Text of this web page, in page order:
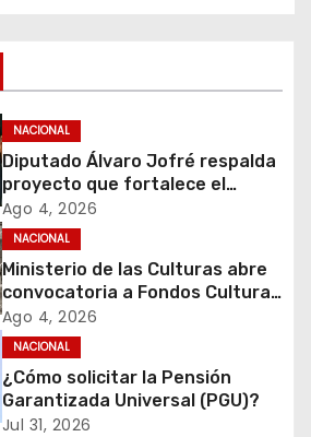
NACIONAL
Diputado Álvaro Jofré respalda
proyecto que fortalece el
control de identidad durante
estados de excepción
Ago 4, 2026
NACIONAL
Ministerio de las Culturas abre
convocatoria a Fondos Cultura
2027 con foco en
transparencia, innovación y
acceso ciudadano
Ago 4, 2026
NACIONAL
¿Cómo solicitar la Pensión
Garantizada Universal (PGU)?
Jul 31, 2026